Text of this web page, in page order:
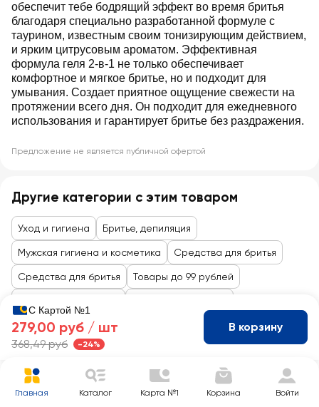
обеспечит тебе бодрящий эффект во время бритья
благодаря специально разработанной формуле с
таурином, известным своим тонизирующим действием,
и ярким цитрусовым ароматом. Эффективная
формула геля 2-в-1 не только обеспечивает
комфортное и мягкое бритье, но и подходит для
умывания. Создает приятное ощущение свежести на
протяжении всего дня. Он подходит для ежедневного
использования и гарантирует бритье без раздражения.
Предложение не является публичной офертой
Другие категории с этим товаром
Уход и гигиена Бритье, депиляция
Мужская гигиена и косметика Средства для бритья
Средства для бритья Товары до 99 рублей
С Картой №1
279,00 руб / шт
368,49 руб -24%
В корзину
Главная Каталог Карта №1 Корзина Войти